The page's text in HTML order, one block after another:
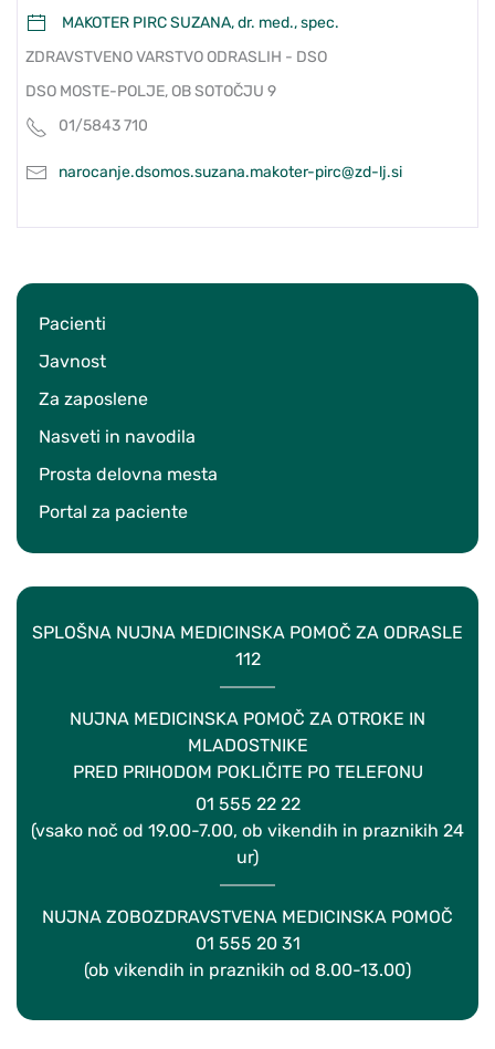
Pacienti
Javnost
Za zaposlene
Nasveti in navodila
Prosta delovna mesta
Portal za paciente
SPLOŠNA NUJNA MEDICINSKA POMOČ ZA ODRASLE
112
NUJNA MEDICINSKA POMOČ ZA OTROKE IN
MLADOSTNIKE
PRED PRIHODOM POKLIČITE PO TELEFONU
01 555 22 22
(vsako noč od 19.00-7.00, ob vikendih in praznikih 24
ur)
NUJNA ZOBOZDRAVSTVENA MEDICINSKA POMOČ
01 555 20 31
(ob vikendih in praznikih od 8.00-13.00)
MAKOTER PIRC SUZANA, dr. med., spec.
ZDRAVSTVENO VARSTVO ODRASLIH - DSO
DSO MOSTE-POLJE, OB SOTOČJU 9
01/5843 710
narocanje.dsomos.suzana.makoter-pirc@zd-lj.si